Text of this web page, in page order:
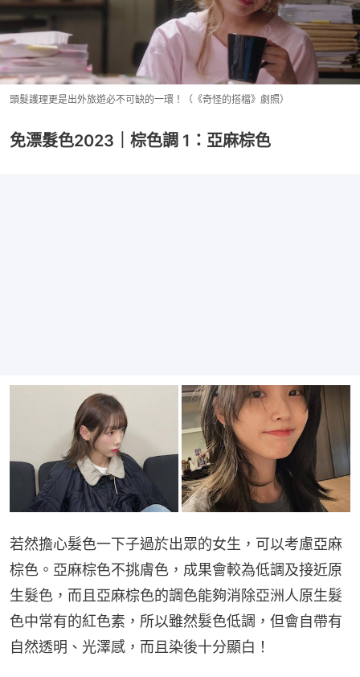
頭髮護理更是出外旅遊必不可缺的一環！（《奇怪的搭檔》劇照）
免漂髮色2023｜棕色調 1：亞麻棕色
若然擔心髮色一下子過於出眾的女生，可以考慮亞麻
棕色。亞麻棕色不挑膚色，成果會較為低調及接近原
生髮色，而且亞麻棕色的調色能夠消除亞洲人原生髮
色中常有的紅色素，所以雖然髮色低調，但會自帶有
自然透明、光澤感，而且染後十分顯白！